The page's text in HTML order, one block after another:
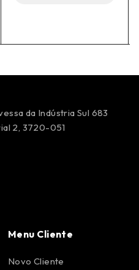
da Indústria Sul 683
2, 3720-051
Menu Cliente
Novo Cliente